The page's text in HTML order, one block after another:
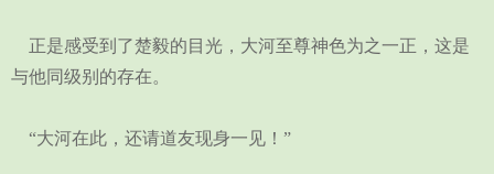
正是感受到了楚毅的目光，大河至尊神色为之一正，这是
与他同级别的存在。
“大河在此，还请道友现身一见！”